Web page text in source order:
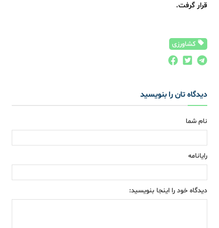
قرار گرفت.
کشاورزی
دیدگاه تان را بنویسید
نام شما
رایانامه
دیدگاه خود را اینجا بنویسید: